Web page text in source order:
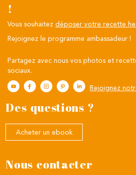
!
Vous souhaitez déposer votre recette
Rejoignez le programme ambassadeur !
Partagez avec nous vos photos et
sociaux.
Rejoignez
Des questions ?
Acheter un ebook
Nous contacter